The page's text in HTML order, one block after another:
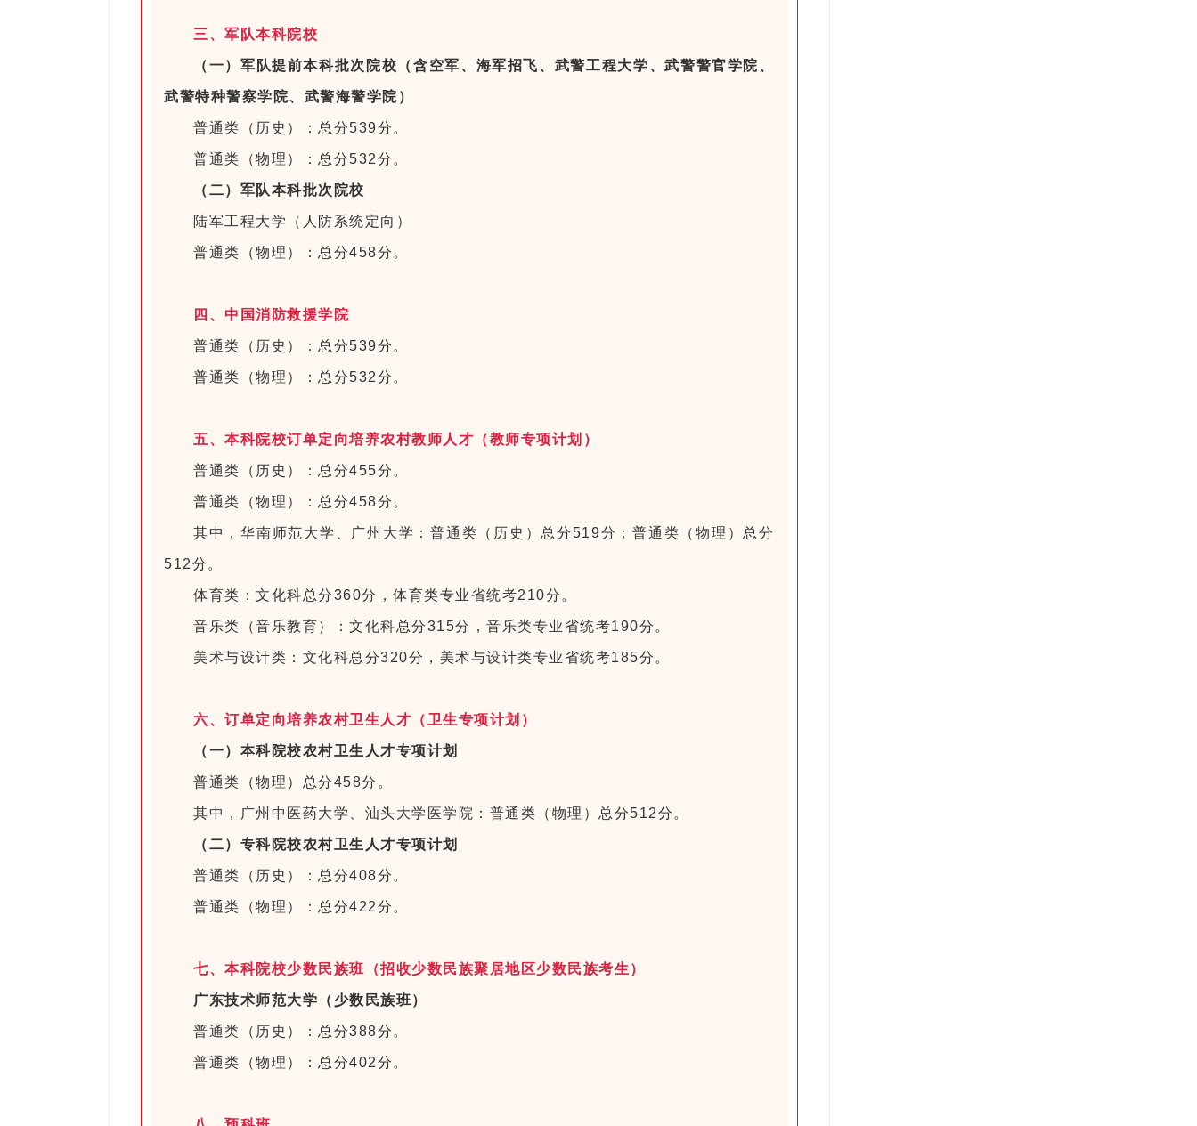
三、军队本科院校
（一）军队提前本科批次院校（含空军、海军招飞、武警工程大学、武警警官学院、
武警特种警察学院、武警海警学院）
普通类（历史）：总分539分。
普通类（物理）：总分532分。
（二）军队本科批次院校
陆军工程大学（人防系统定向）
普通类（物理）：总分458分。
四、中国消防救援学院
普通类（历史）：总分539分。
普通类（物理）：总分532分。
五、本科院校订单定向培养农村教师人才（教师专项计划）
普通类（历史）：总分455分。
普通类（物理）：总分458分。
其中，华南师范大学、广州大学：普通类（历史）总分519分；普通类（物理）总分
512分。
体育类：文化科总分360分，体育类专业省统考210分。
音乐类（音乐教育）：文化科总分315分，音乐类专业省统考190分。
美术与设计类：文化科总分320分，美术与设计类专业省统考185分。
六、订单定向培养农村卫生人才（卫生专项计划）
（一）本科院校农村卫生人才专项计划
普通类（物理）总分458分。
其中，广州中医药大学、汕头大学医学院：普通类（物理）总分512分。
（二）专科院校农村卫生人才专项计划
普通类（历史）：总分408分。
普通类（物理）：总分422分。
七、本科院校少数民族班（招收少数民族聚居地区少数民族考生）
广东技术师范大学（少数民族班）
普通类（历史）：总分388分。
普通类（物理）：总分402分。